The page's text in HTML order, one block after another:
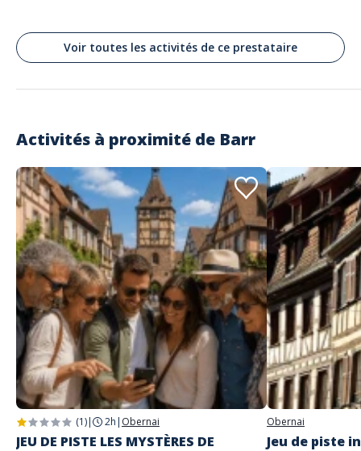
Je recommande Spot4bikes, prestation parfaite
Voir toutes les activités de ce prestataire
Activités à proximité de Barr
(1)| 2h | Obernai
JEU DE PISTE LES MYSTÈRES DE
Obernai
Jeu de piste